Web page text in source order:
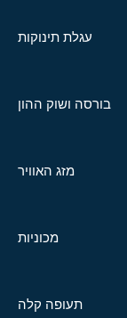
עגלת תינוקות
בורסה ושוק ההון
מזג האוויר
מכוניות
תעופה קלה